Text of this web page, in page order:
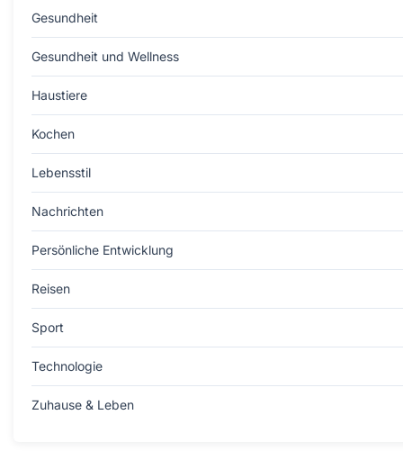
Gesundheit
Gesundheit und Wellness
Haustiere
Kochen
Lebensstil
Nachrichten
Persönliche Entwicklung
Reisen
Sport
Technologie
Zuhause & Leben